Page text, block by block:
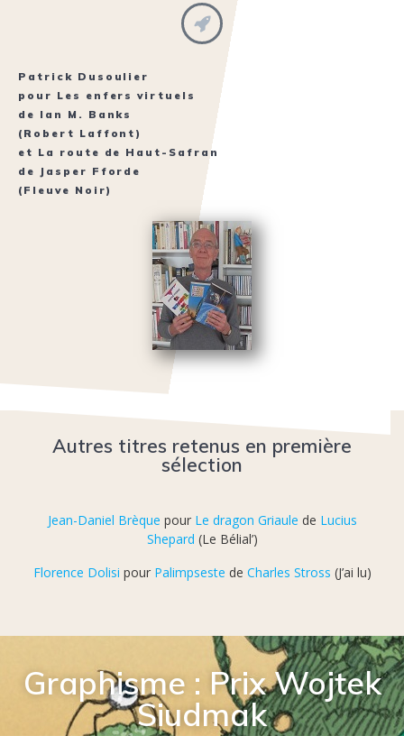
Patrick Dusoulier
pour Les enfers virtuels
de Ian M. Banks
(Robert Laffont)
et La route de Haut-Safran
de Jasper Fforde
(Fleuve Noir)
Autres titres retenus en première
sélection
Jean-Daniel Brèque pour Le dragon Griaule de Lucius
Shepard (Le Bélial’)
Florence Dolisi pour Palimpseste de Charles Stross (J’ai lu)
Graphisme : Prix Wojtek
Siudmak